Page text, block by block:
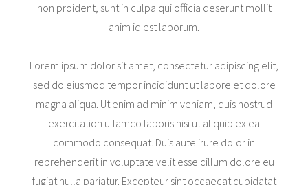
non proident, sunt in culpa qui officia deserunt mollit
anim id est laborum.
Lorem ipsum dolor sit amet, consectetur adipiscing elit,
sed do eiusmod tempor incididunt ut labore et dolore
magna aliqua. Ut enim ad minim veniam, quis nostrud
exercitation ullamco laboris nisi ut aliquip ex ea
commodo consequat. Duis aute irure dolor in
reprehenderit in voluptate velit esse cillum dolore eu
fugiat nulla pariatur. Excepteur sint occaecat cupidatat